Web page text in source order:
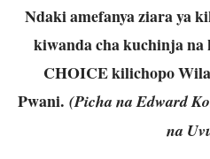
Ndaki amefanya ziara ya
kiwanda cha kuchinja
CHOICE kilichopo
Pwani. (Picha na Edward
na